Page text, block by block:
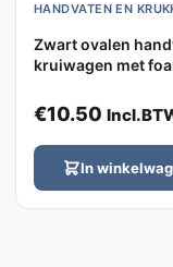
HANDVATEN EN
Zwart ovalen
kruiwagen met
€10.50
In